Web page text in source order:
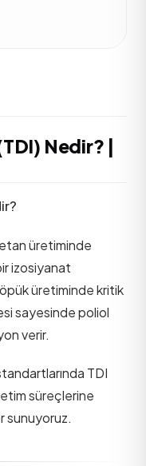
Nedir? |
üretiminde
izosiyanat
üretiminde kritik
sayesinde poliol
verir.
TDI
süreçlerine
sunuyoruz.